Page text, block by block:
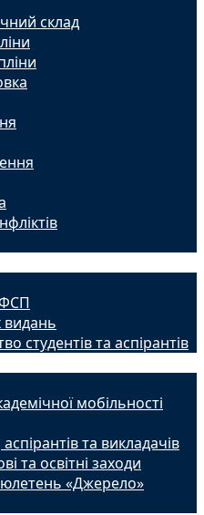
склад
ФСП
видань
студентів та аспірантів
мобільності
аспірантів та викладачів
та освітні заходи
«Джерело»